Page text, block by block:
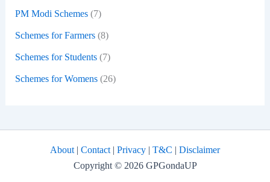
PM Modi Schemes(7)
Schemes for Farmers(8)
Schemes for Students(7)
Schemes for Womens(26)
About | Contact | Privacy | T&C | Disclaimer
Copyright © 2026 GPGondaUP